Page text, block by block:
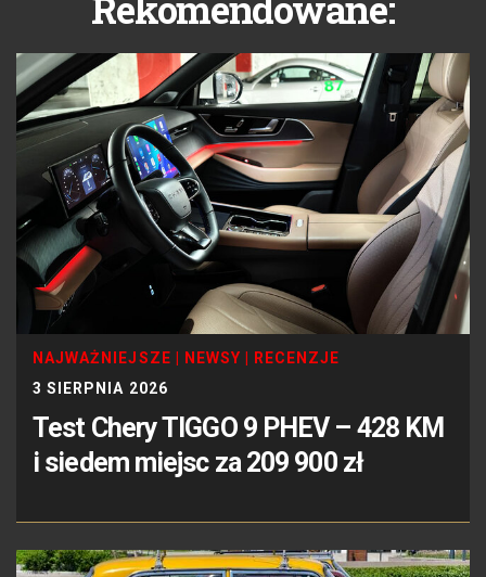
NAJWAŻNIEJSZE NEWSY
RECENZJE
3 SIERPNIA 2026
Test Chery TIGGO 9 PHEV – 428 KM
i siedem miejsc za 209 900 zł